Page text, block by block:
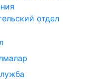
отдел